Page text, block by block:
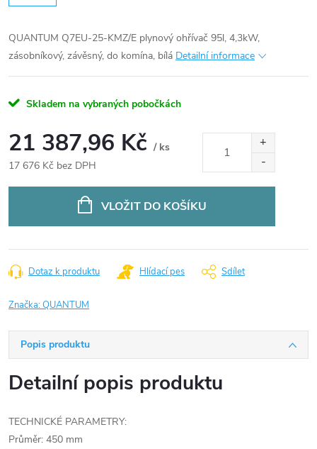
QUANTUM Q7EU-25-KMZ/E plynový ohřívač 95l, 4,3kW,
zásobníkový, závěsný, do komína, bílá Detailní informace
Skladem na vybraných pobočkách
21 387,96 Kč / ks
17 676 Kč bez DPH
VLOŽIT DO KOŠÍKU
Dotaz k produktu Hlídací pes Sdílet
Značka:QUANTUM
Popis produktu
Detailní popis produktu
TECHNICKÉ PARAMETRY:
Průměr: 450 mm